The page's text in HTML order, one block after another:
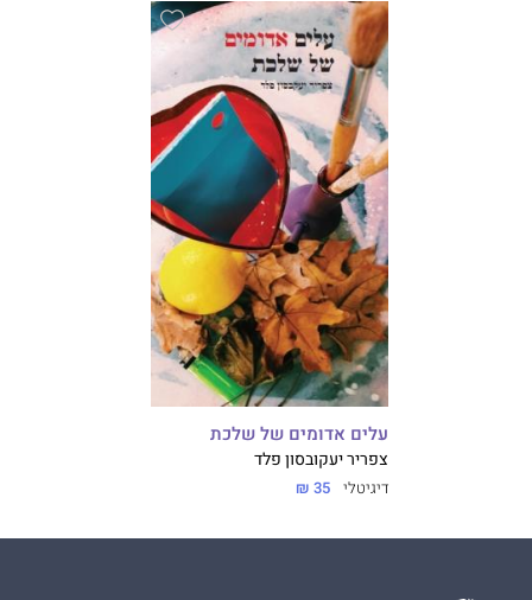
עלים אדומים של שלכת
צפריר יעקובסון פלד
דיגיטלי 35 ₪